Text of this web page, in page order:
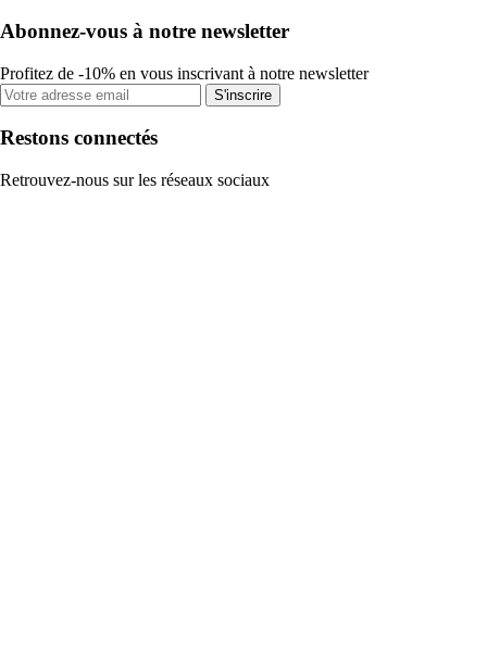
Abonnez-vous à notre newsletter
Profitez de -10% en vous inscrivant à notre newsletter
S'inscrire
Restons connectés
Retrouvez-nous sur les réseaux sociaux